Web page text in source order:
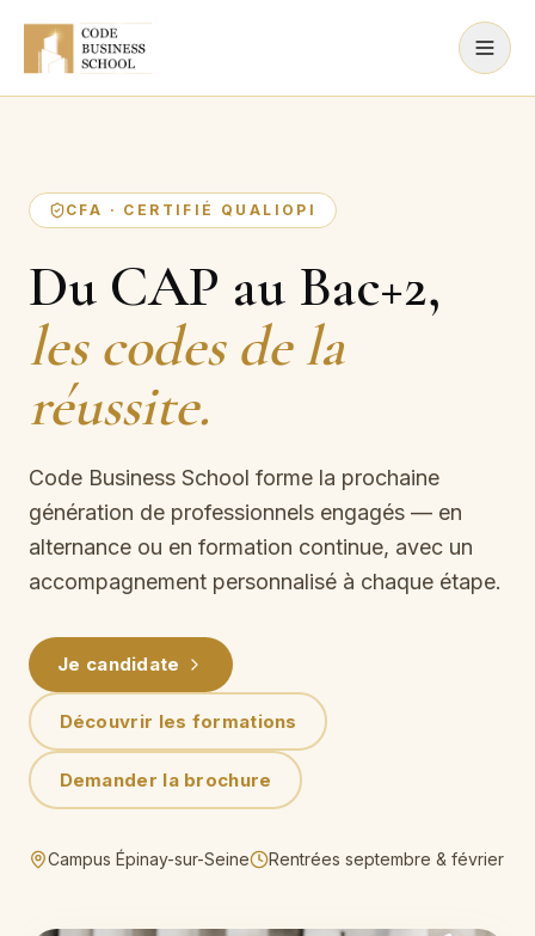
CFA · CERTIFIÉ QUALIOPI
Du CAP au Bac+2,
les codes de la
réussite.
Code Business School forme la prochaine
génération de professionnels engagés — en
alternance ou en formation continue, avec un
accompagnement personnalisé à chaque étape.
Je candidate
Découvrir les formations
Demander la brochure
Campus Épinay-sur-Seine Rentrées septembre & février